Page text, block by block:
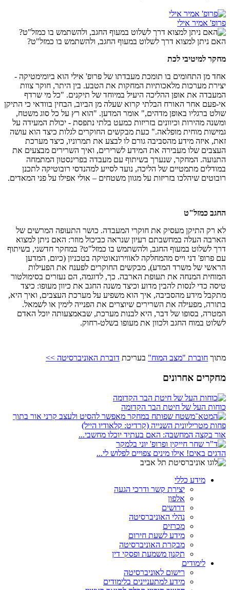
פרופ' אמיר אילי
האם ניתן למצוא דרך לשלוט במעוף החגב, ולהשתמש בו כמזל"ט?
מחקר למיטיבי לכת
אחד מן התחומים בו תומכת מעבדתו של פרופ' אילי הוא ביומימטיקה -
יצירת מערכות מלאכותיות המחקות את הטבע. בין היתר, חוקר צוות
המעבדה את אופן ההליכה היעיל במיוחד של תיקנים. "כל מי שרדף
אי-פעם אחר האורח הבלתי קרוא שעלה מן הביוב, הבחין בוודאי כי התיקן
שולט ברגליו באופן מדהים," אומר המדען. "הוא רץ על כל סוג משטח,
ומשנה מהירות וכיוונים בזריזות כמעט בלתי נתפסת - יכולת המעידה על
גמישות מוחית מופלאה." כעת מבקשים החוקרים לגלות כיצד הוא עושה
זאת, איזה מידע מהסביבה גורם לו לבצע את תמרוניו, כיצד מערכת
העצבים שלו מעבירה את המידע לשרירים, ואיך השרירים מבצעים את
התנועה. המחקר, שנערך בשיתוף עם מעבדה בפרינסטון המתמחה
במודלים מתמטיים של הליכה, נועד לסייע למהנדסי רובוטיקה לתכנן
רובוטים שיהלכו בזריזות על מגוון משטחים – אולי אפילו על פני המאדים.
החגב כמזל"ט
לא רק התיקן מעסיק את חוקרי המעבדה. כושר התעופה המרשים של
הארבה העלה במחשבתם רעיון שנראה כביכול מוזר: האם ניתן למצוא
דרך לשלוט במעוף החגב, ולהשתמש בו כמזל"ט? במחקר חדשני, בשיתוף
עם פרופ' דני וייס מהמחלקה לאווירונאוטיקה בטכניון (כיום, המדען
הראשי של משרד המדע), מבקשים החוקרים לפענח את הפעילות
המוחית המנחה את תעופת הארבה. כך, לדוגמה, הם נעזרים בסימולטור
טיסה כדי לנסות להבין מדוע וכיצד משנה החגב את כיוון מעופו: כיצד
מתקבל מידע מהסביבה, איך הוא משפיע על מערכת העצבים, ואיך היא,
בתורה, מפעילה את השרירים שיוצרים את הפנייה לימין או לשמאל.
המטרה, בסופו של דבר, היא לבנות מערכת, שבאמצעותה יוכל האדם
לשלוט במוח החגב ולכוון את מעופו בשלט-רחוק.
מתוך חוברת "מצב המוח" בעריכת דוברת האוניברסיטה >>
מחקרים אחרונים
כוחות העל של חיטת הבר הקדומה
אור בקצה המחשבה: האם בעתיד יוכלו מחשבי...
הדגים באים! אילו מינים צפויים לפלוש לי...
מידע כללי
יצירת קשר ודרכי הגעה
אלפון
דרושים
נהלי האוניברסיטה
מכרזים
מידע לשעת חירום
מבקרת האוניברסיטה
תקנון משמעת ופסקי דין
לימודים
רישום לאוניברסיטה
מידע למתעניינים בלימודים